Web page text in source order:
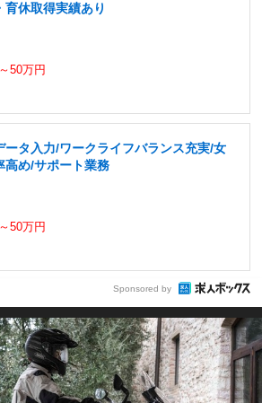
休取得実績あり
50万円
ータ入力/ワークライフバランス充実/女
高め/サポート業務
50万円
Sponsored by